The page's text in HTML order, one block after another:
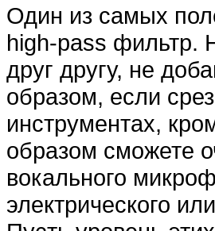
Один из самых
high-pass фильтр.
друг другу, не
образом, если
инструментах,
образом сможете
вокального
электрического